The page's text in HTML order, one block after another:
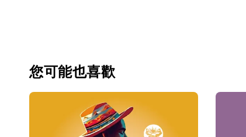
您可能也喜歡